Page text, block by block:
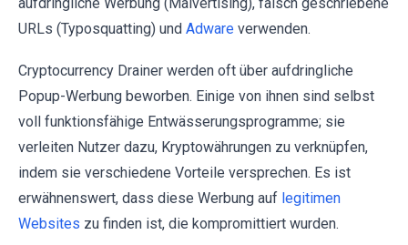
aufdringliche Werbung (Malvertising), falsch geschriebene
URLs (Typosquatting) und Adware verwenden.
Cryptocurrency Drainer werden oft über aufdringliche
Popup-Werbung beworben. Einige von ihnen sind selbst
voll funktionsfähige Entwässerungsprogramme; sie
verleiten Nutzer dazu, Kryptowährungen zu verknüpfen,
indem sie verschiedene Vorteile versprechen. Es ist
erwähnenswert, dass diese Werbung auf legitimen
Websites zu finden ist, die kompromittiert wurden.